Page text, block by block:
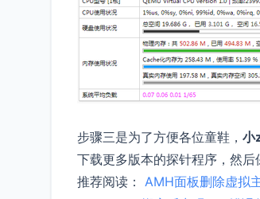
步骤三是为了方便各位童鞋， 小
下载更多版本的探针程序，然后
推荐阅读： AMH面板删除虚拟